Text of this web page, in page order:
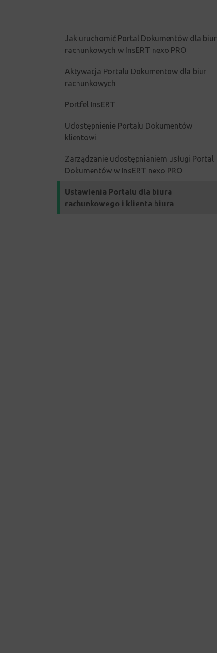
Jak uruchomić Portal Dokumentów dla biur
rachunkowych w InsERT nexo PRO
Aktywacja Portalu Dokumentów dla biur
rachunkowych
Portfel InsERT
Udostępnienie Portalu Dokumentów
klientowi
Zarządzanie udostępnianiem usługi Portal
Dokumentów w InsERT nexo PRO
Ustawienia Portalu dla biura
rachunkowego i klienta biura